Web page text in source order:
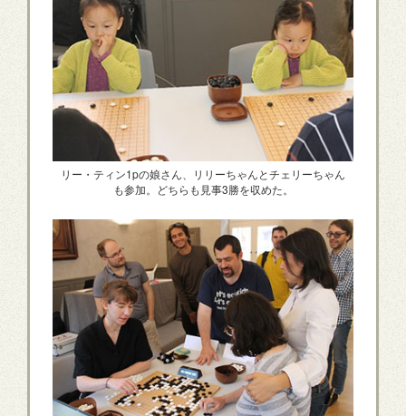
リー・ティン1pの娘さん、リリーちゃんとチェリーちゃん
も参加。どちらも見事3勝を収めた。